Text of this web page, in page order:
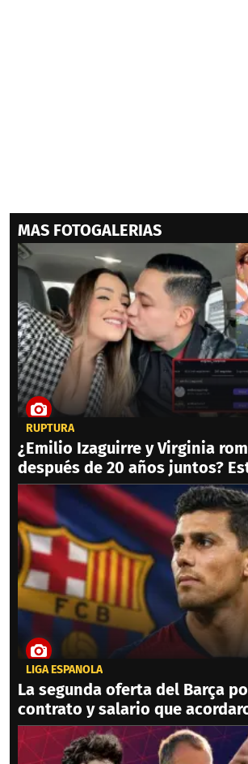
MAS FOTOGALERIAS
RUPTURA
¿Emilio Izaguirre y Virginia
después de 20 años juntos?
LIGA ESPAÑOLA
La segunda oferta del Barça
contrato y salario que